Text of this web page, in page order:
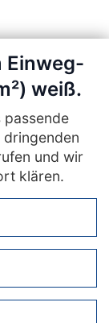
Einweg-
weiß.
passende
und wir
klären.